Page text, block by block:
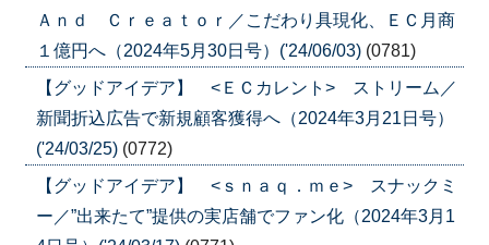
Ａｎｄ Ｃｒｅａｔｏｒ／こだわり具現化、ＥＣ月商
１億円へ（2024年5月30日号）('24/06/03) (0781)
【グッドアイデア】 <ＥＣカレント> ストリーム／
新聞折込広告で新規顧客獲得へ（2024年3月21日号）
('24/03/25) (0772)
【グッドアイデア】 <ｓｎａｑ．ｍｅ> スナックミ
ー／”出来たて”提供の実店舗でファン化（2024年3月1